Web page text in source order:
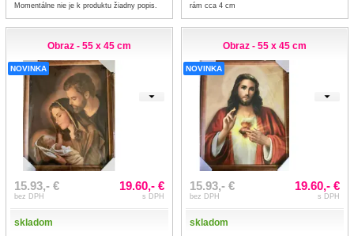
Momentálne nie je k produktu žiadny popis. rám cca 4 cm
Obraz - 55 x 45 cm
NOVINKA
15.93,- €
bez DPH
19.60,- €
s DPH
skladom
Obraz - 55 x 45 cm
NOVINKA
15.93,- €
bez DPH
19.60,- €
s DPH
skladom